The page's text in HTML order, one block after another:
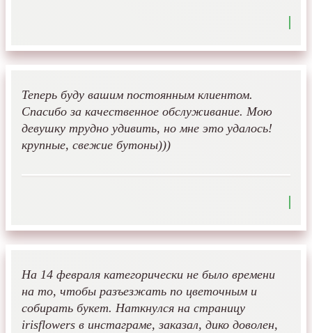
Теперь буду вашим постоянным клиентом.
Спасибо за качественное обслуживание. Мою
девушку трудно удивить, но мне это удалось!
крупные, свежие бутоны)))
На 14 февраля категорически не было времени
на то, чтобы разъезжать по цветочным и
собирать букет. Наткнулся на страницу
irisflowers в инстаграме, заказал, дико доволен,